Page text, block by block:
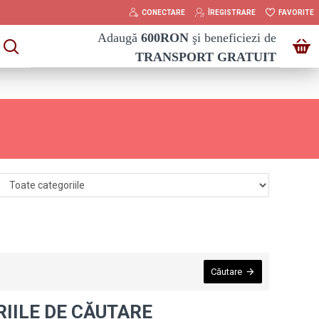
CONECTARE ÎREGISTRARE FAVORITE
Adaugă 600RON şi beneficiezi de
TRANSPORT GRATUIT
Căutare
DE CĂUTARE